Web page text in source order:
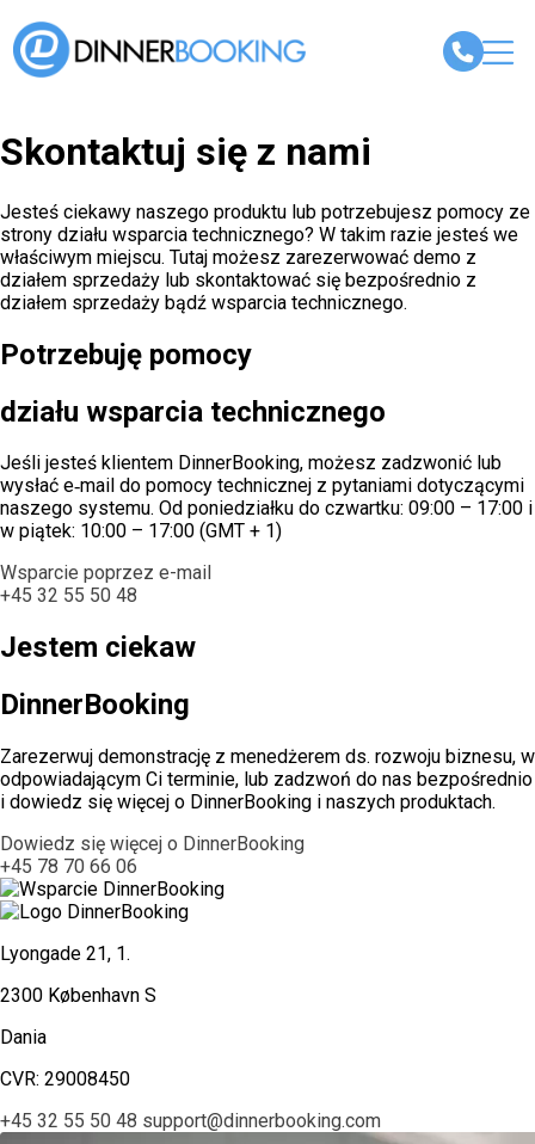
Skontaktuj się z nami
Jesteś ciekawy naszego produktu lub potrzebujesz pomocy ze
strony działu wsparcia technicznego? W takim razie jesteś we
właściwym miejscu. Tutaj możesz zarezerwować demo z
działem sprzedaży lub skontaktować się bezpośrednio z
działem sprzedaży bądź wsparcia technicznego.
Potrzebuję pomocy
działu wsparcia technicznego
Jeśli jesteś klientem DinnerBooking, możesz zadzwonić lub
wysłać e‑mail do pomocy technicznej z pytaniami dotyczącymi
naszego systemu. Od poniedziałku do czwartku: 09:00 – 17:00 i
w piątek: 10:00 – 17:00 (GMT + 1)
Wsparcie poprzez e-mail
+45 32 55 50 48
Jestem ciekaw
DinnerBooking
Zarezerwuj demonstrację z menedżerem ds. rozwoju biznesu, w
odpowiadającym Ci terminie, lub zadzwoń do nas bezpośrednio
i dowiedz się więcej o DinnerBooking i naszych produktach.
Dowiedz się więcej o DinnerBooking
+45 78 70 66 06
Lyongade 21, 1.
2300 København S
Dania
CVR: 29008450
+45 32 55 50 48 support@dinnerbooking.com